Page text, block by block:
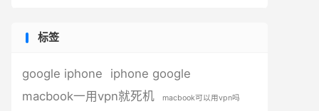
标签
google iphone
iphone google
macbook一用vpn就死机
macbook可以用vpn吗